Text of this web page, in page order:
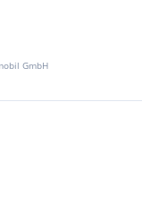
GmbH